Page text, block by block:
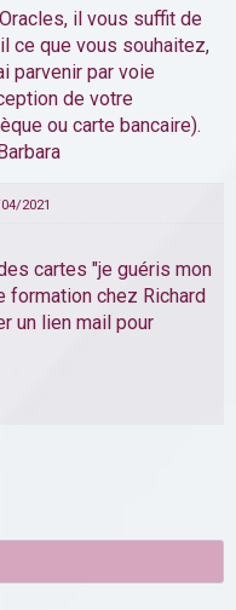
il vous suffit de
ce que vous souhaitez,
parvenir par voie
de votre
ou carte bancaire).
2021
cartes "je guéris mon
formation chez Richard
un lien mail pour